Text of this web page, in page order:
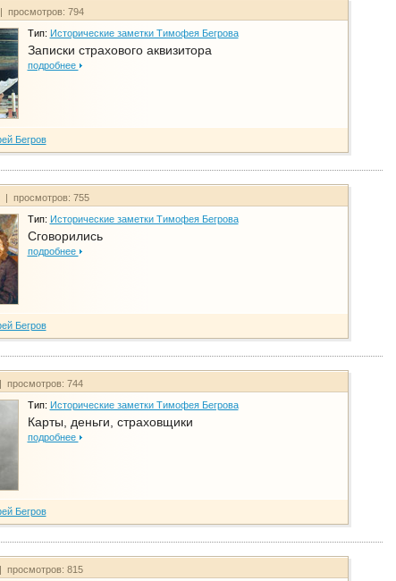
просмотров: 794
Тип: Исторические заметки Тимофея Бегрова
Записки страхового аквизитора
подробнее
Бегров
| просмотров: 755
Тип: Исторические заметки Тимофея Бегрова
Сговорились
подробнее
Бегров
просмотров: 744
Тип: Исторические заметки Тимофея Бегрова
Карты, деньги, страховщики
подробнее
Бегров
просмотров: 815